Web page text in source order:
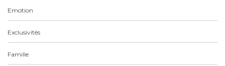
Emotion
Exclusivités
Famille